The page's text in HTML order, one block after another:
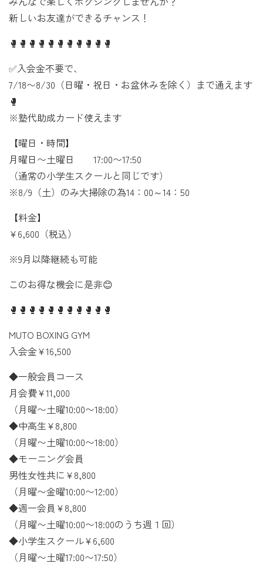
新しいお友達ができるチャンス！
🥊🥊🥊🥊🥊🥊🥊🥊🥊🥊🥊
✅入会金不要で、
7/18〜8/30（日曜・祝日・お盆休みを除く）まで通えます
🥊
※塾代助成カード使えます
【曜日・時間】
月曜日〜土曜日 17:00〜17:50
（通常の小学生スクールと同じです）
※8/9（土）のみ大掃除の為14：00～14：50
【料金】
¥6,600（税込）
※9月以降継続も可能
このお得な機会に是非😊
🥊🥊🥊🥊🥊🥊🥊🥊🥊🥊🥊
MUTO BOXING GYM
入会金¥16,500
◆一般会員コース
月会費¥11,000
（月曜〜土曜10:00〜18:00）
◆中高生¥8,800
（月曜〜土曜10:00〜18:00）
◆モーニング会員
男性女性共に¥8,800
（月曜〜金曜10:00〜12:00）
◆週一会員¥8,800
（月曜〜土曜10:00〜18:00のうち週１回）
◆小学生スクール¥6,600
（月曜〜土曜17:00〜17:50）